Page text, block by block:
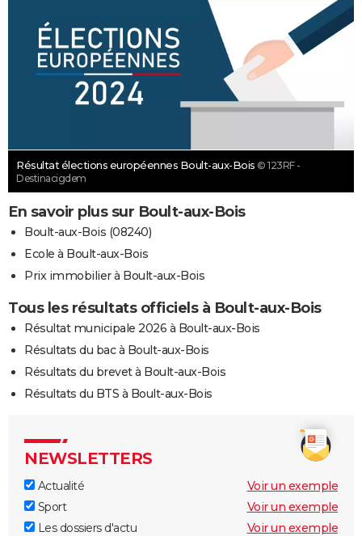
Résultat élections européennes Boult-aux-Bois © 123RF -
Destinacigdem
En savoir plus sur Boult-aux-Bois
Boult-aux-Bois (08240)
Ecole à Boult-aux-Bois
Prix immobilier à Boult-aux-Bois
Tous les résultats officiels à Boult-aux-Bois
Résultat municipale 2026 à Boult-aux-Bois
Résultats du bac à Boult-aux-Bois
Résultats du brevet à Boult-aux-Bois
Résultats du BTS à Boult-aux-Bois
NEWSLETTERS
Actualité
Voir un exemple
Sport
Voir un exemple
Les dossiers d'actu
Voir un exemple